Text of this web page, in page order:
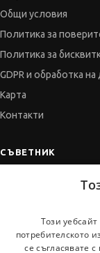
Общи условия
Политика за
Политика за
GDPR и обработка на
Карта
Контакти
СЪВЕТНИК
Когато получим
Този
потребителското
се съгласявате